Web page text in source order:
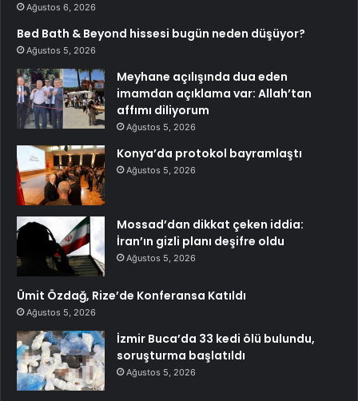
Ağustos 6, 2026
Bed Bath & Beyond hissesi bugün neden düşüyor?
Ağustos 5, 2026
Meyhane açılışında dua eden
imamdan açıklama var: Allah’tan
affımı diliyorum
Ağustos 5, 2026
Konya’da protokol bayramlaştı
Ağustos 5, 2026
Mossad’dan dikkat çeken iddia:
İran’ın gizli planı deşifre oldu
Ağustos 5, 2026
Ümit Özdağ, Rize’de Konferansa Katıldı
Ağustos 5, 2026
İzmir Buca’da 33 kedi ölü bulundu,
soruşturma başlatıldı
Ağustos 5, 2026